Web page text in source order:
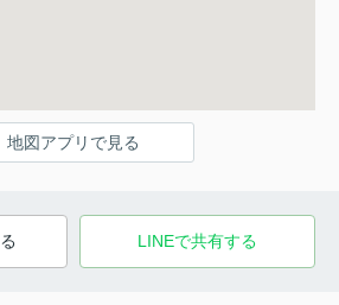
地図アプリで見る
LINEで共有する